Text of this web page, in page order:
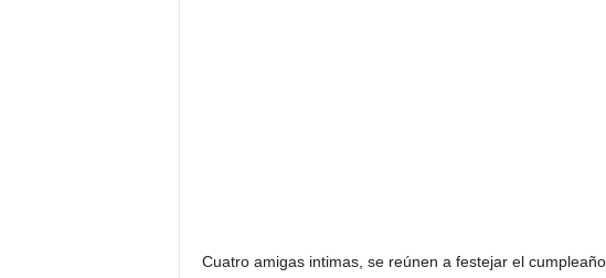
Cuatro amigas intimas, se reúnen a festejar el